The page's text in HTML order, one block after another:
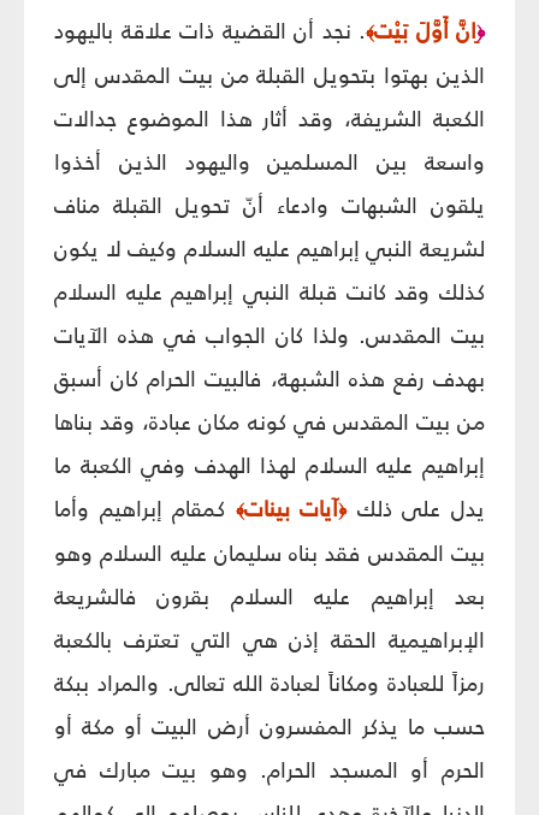
﴿ِانَّ أَوَّلَ بَيْت﴾. نجد أن القضية ذات علاقة باليهود
الذين بهتوا بتحويل القبلة من بيت المقدس إلى
الكعبة الشريفة، وقد أثار هذا الموضوع جدالات
واسعة بين المسلمين واليهود الذين أخذوا
يلقون الشبهات وادعاء أنّ تحويل القبلة مناف
لشريعة النبي إبراهيم عليه السلام وكيف لا يكون
كذلك وقد كانت قبلة النبي إبراهيم عليه السلام
بيت المقدس. ولذا كان الجواب في هذه الآيات
بهدف رفع هذه الشبهة، فالبيت الحرام كان أسبق
من بيت المقدس في كونه مكان عبادة، وقد بناها
إبراهيم عليه السلام لهذا الهدف وفي الكعبة ما
يدل على ذلك﴿آيات بينات﴾ كمقام إبراهيم وأما
بيت المقدس فقد بناه سليمان عليه السلام وهو
بعد إبراهيم عليه السلام بقرون فالشريعة
الإبراهيمية الحقة إذن هي التي تعترف بالكعبة
رمزاً للعبادة ومكاناً لعبادة الله تعالى. والمراد ببكة
حسب ما يذكر المفسرون أرض البيت أو مكة أو
الحرم أو المسجد الحرام. وهو بيت مبارك في